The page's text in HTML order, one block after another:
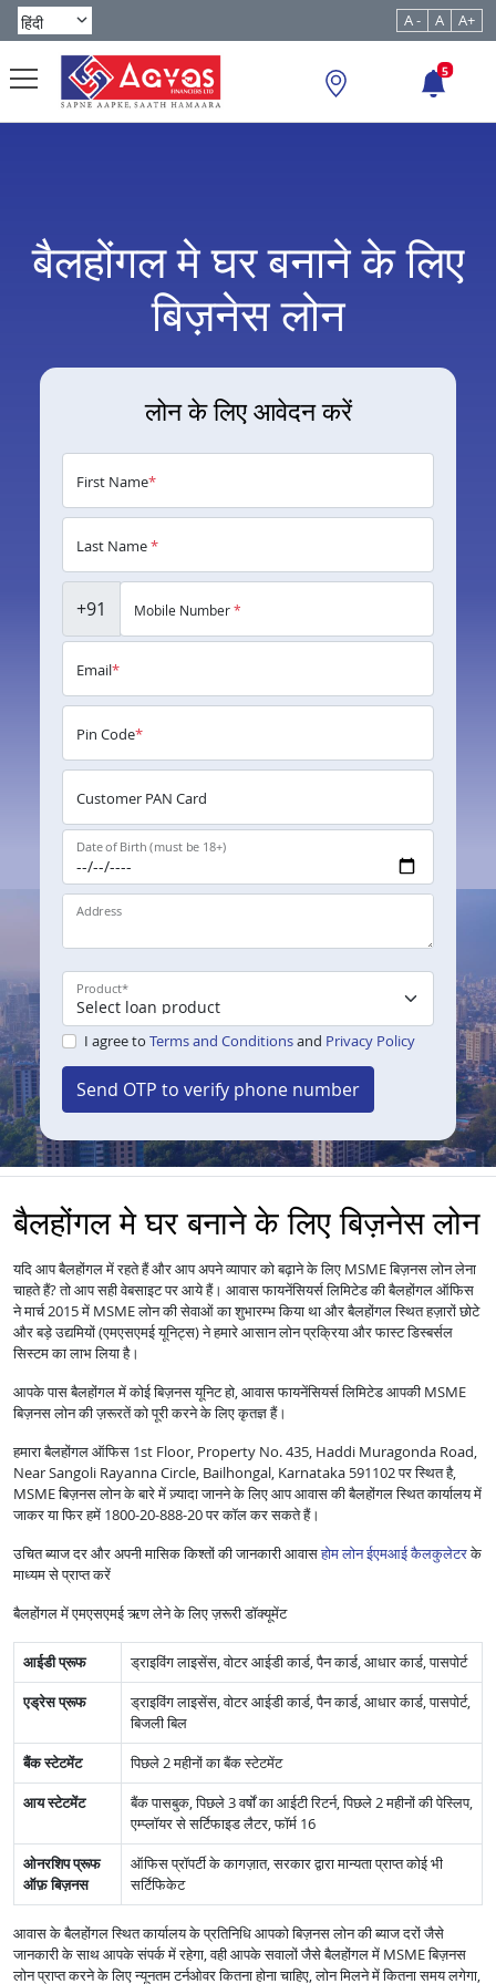
A - A A+
5
बैलहोंगल मे घर बनाने के लिए
बिज़नेस लोन
लोन के लिए आवेदन करें
First Name*
Last Name*
+91 Mobile Number*
Email*
Pin Code*
Customer PAN Card
Date of Birth (must be 18+)
Address
Product*
I agree to Terms and Conditionsand Privacy Policy
Send OTP to verify phone number
बैलहोंगल मे घर बनाने के लिए बिज़नेस लोन
यदि आप बैलहोंगल में रहते हैं और आप अपने व्यापार को बढ़ाने के लिए MSME बिज़नस लोन लेना
चाहते हैं? तो आप सही वेबसाइट पर आये हैं। आवास फायनेंसियर्स लिमिटेड की बैलहोंगल ऑफिस
ने मार्च 2015 में MSME लोन की सेवाओं का शुभारम्भ किया था और बैलहोंगल स्थित हज़ारों छोटे
और बड़े उद्यमियों (एमएसएमई यूनिट्स) ने हमारे आसान लोन प्रक्रिया और फास्ट डिस्बर्सल
सिस्टम का लाभ लिया है।
आपके पास बैलहोंगल में कोई बिज़नस यूनिट हो, आवास फायनेंसियर्स लिमिटेड आपकी MSME
बिज़नस लोन की ज़रूरतें को पूरी करने के लिए कृतज्ञ हैं।
हमारा बैलहोंगल ऑफिस 1st Floor, Property No. 435, Haddi Muragonda Road,
Near Sangoli Rayanna Circle, Bailhongal, Karnataka 591102 पर स्थित है,
MSME बिज़नस लोन के बारे में ज़्यादा जानने के लिए आप आवास की बैलहोंगल स्थित कार्यालय में
जाकर या फिर हमें 1800-20-888-20 पर कॉल कर सकते हैं।
उचित ब्याज दर और अपनी मासिक किश्तों की जानकारी आवासहोम लोन ईएमआई कैलकुलेटरके
माध्यम से प्राप्त करें
बैलहोंगल में एमएसएमई ऋण लेने के लिए ज़रूरी डॉक्यूमेंट
आईडी प्रूफ
ड्राइविंग लाइसेंस, वोटर आईडी कार्ड, पैन कार्ड, आधार कार्ड, पासपोर्ट
एड्रेस प्रूफ
ड्राइविंग लाइसेंस, वोटर आईडी कार्ड, पैन कार्ड, आधार कार्ड, पासपोर्ट,
बिजली बिल
बैंक स्टेटमेंट
पिछले 2 महीनों का बैंक स्टेटमेंट
आय स्टेटमेंट
बैंक पासबुक, पिछले 3 वर्षों का आईटी रिटर्न, पिछले 2 महीनों की पेस्लिप,
एम्प्लॉयर से सर्टिफाइड लैटर, फॉर्म 16
ओनरशिप प्रूफ
ऑफ़ बिज़नस
ऑफिस प्रॉपर्टी के कागज़ात, सरकार द्वारा मान्यता प्राप्त कोई भी
सर्टिफिकेट
आवास के बैलहोंगल स्थित कार्यालय के प्रतिनिधि आपको बिज़नस लोन की ब्याज दरों जैसे
जानकारी के साथ आपके संपर्क में रहेगा, वही आपके सवालों जैसे बैलहोंगल में MSME बिज़नस
लोन प्राप्त करने के लिए न्यूनतम टर्नओवर कितना होना चाहिए, लोन मिलने में कितना समय लगेगा,